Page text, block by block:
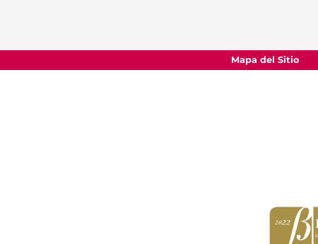
Mapa del Sitio